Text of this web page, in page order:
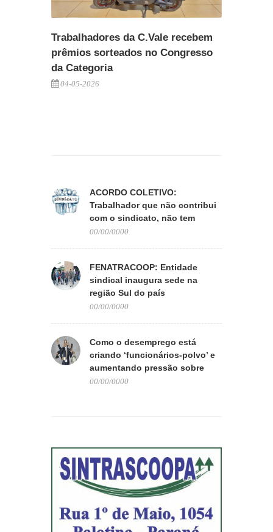
Trabalhadores da C.Vale recebem
prêmios sorteados no Congresso
da Categoria
04-05-2026
ACORDO COLETIVO:
Trabalhador que não contribui
com o sindicato, não tem
direito aos benefícios
00/00/0000
FENATRACOOP: Entidade
sindical inaugura sede na
região Sul do país
00/00/0000
Como o desemprego está
criando ‘funcionários-polvo’ e
aumentando pressão sobre
quem trabalha
00/00/0000